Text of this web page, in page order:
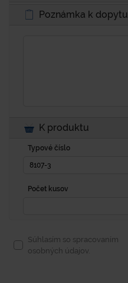
Poznámka k dopytu
K produktu
Typové číslo
Počet kusov
Súhlasím so spracovaním
osobných údajov.